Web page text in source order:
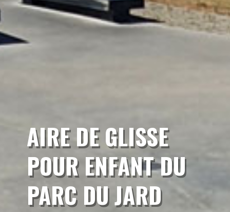
AIRE DE GLISSE
POUR ENFANT DU
PARC DU JARD